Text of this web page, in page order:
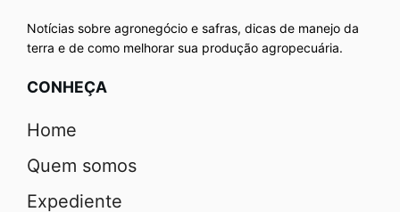
Notícias sobre agronegócio e safras, dicas de manejo da
terra e de como melhorar sua produção agropecuária.
CONHEÇA
Home
Quem somos
Expediente